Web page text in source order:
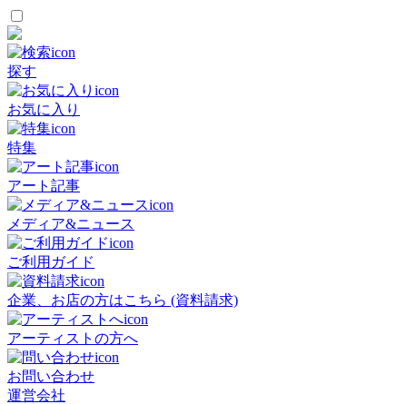
探す
お気に入り
特集
アート記事
メディア&ニュース
ご利用ガイド
企業、お店の方はこちら (資料請求)
アーティストの方へ
お問い合わせ
運営会社